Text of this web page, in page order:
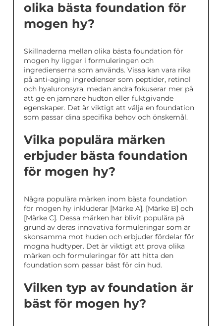
olika bästa foundation för
mogen hy?
Skillnaderna mellan olika bästa foundation för
mogen hy ligger i formuleringen och
ingredienserna som används. Vissa kan vara rika
på anti-aging ingredienser som peptider, retinol
och hyaluronsyra, medan andra fokuserar mer på
att ge en jämnare hudton eller fuktgivande
egenskaper. Det är viktigt att välja en foundation
som passar dina specifika behov och önskemål.
Vilka populära märken
erbjuder bästa foundation
för mogen hy?
Några populära märken inom bästa foundation
för mogen hy inkluderar [Märke A], [Märke B] och
[Märke C]. Dessa märken har blivit populära på
grund av deras innovativa formuleringar som är
skonsamma mot huden och erbjuder fördelar för
mogna hudtyper. Det är viktigt att prova olika
märken och formuleringar för att hitta den
foundation som passar bäst för din hud.
Vilken typ av foundation är
bäst för mogen hy?